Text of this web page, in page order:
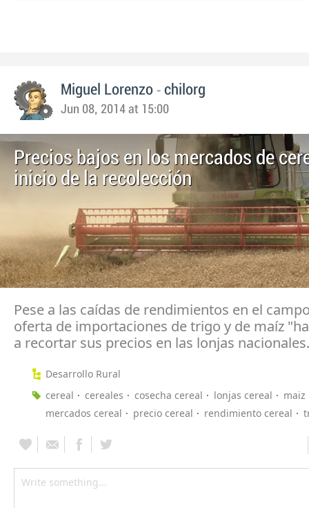
Miguel Lorenzo - chilorg
Jun 08, 2014 at 15:00
Precios bajos en los mercados de
inicio de la recolección
Pese a las caídas de rendimientos en el
oferta de importaciones de trigo y de maíz
a recortar sus precios en las lonjas nacionales.
Desarrollo Rural
cereal
cereales cosecha cereal lonjas cereal
maiz
mercados cereal
precio cereal rendimiento cereal